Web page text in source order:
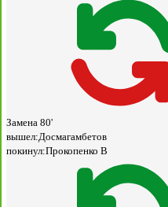
Замена 80'
вышел:Досмагамбетов
покинул:Прокопенко В